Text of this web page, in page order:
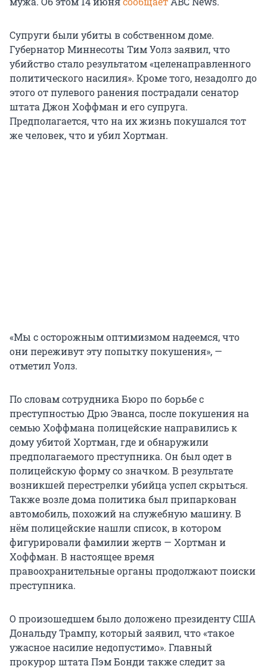
Супруги были убиты в собственном доме.
Губернатор Миннесоты Тим Уолз заявил, что
убийство стало результатом «целенаправленного
политического насилия». Кроме того, незадолго до
этого от пулевого ранения пострадали сенатор
штата Джон Хоффман и его супруга.
Предполагается, что на их жизнь покушался тот
же человек, что и убил Хортман.
«Мы с осторожным оптимизмом надеемся, что
они переживут эту попытку покушения», —
отметил Уолз.
По словам сотрудника Бюро по борьбе с
преступностью Дрю Эванса, после покушения на
семью Хоффмана полицейские направились к
дому убитой Хортман, где и обнаружили
предполагаемого преступника. Он был одет в
полицейскую форму со значком. В результате
возникшей перестрелки убийца успел скрыться.
Также возле дома политика был припаркован
автомобиль, похожий на служебную машину. В
нём полицейские нашли список, в котором
фигурировали фамилии жертв — Хортман и
Хоффман. В настоящее время
правоохранительные органы продолжают поиски
преступника.
О произошедшем было доложено президенту США
Дональду Трампу, который заявил, что «такое
ужасное насилие недопустимо». Главный
прокурор штата Пэм Бонди также следит за